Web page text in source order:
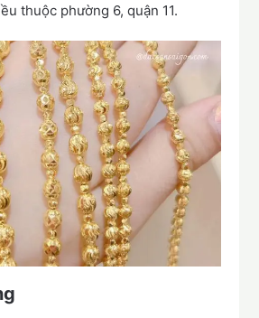
thuộc phường 6, quận 11.